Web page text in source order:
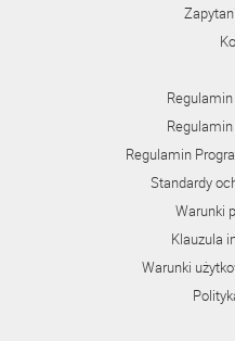
Regulamin
Standardy
Warunki
Klauzula
Warunki